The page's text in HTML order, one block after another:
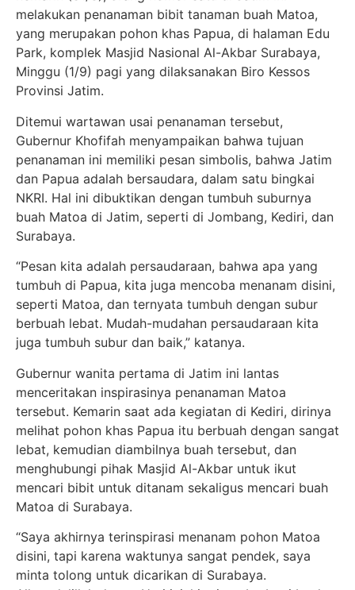
melakukan penanaman bibit tanaman buah Matoa,
yang merupakan pohon khas Papua, di halaman Edu
Park, komplek Masjid Nasional Al-Akbar Surabaya,
Minggu (1/9) pagi yang dilaksanakan Biro Kessos
Provinsi Jatim.
Ditemui wartawan usai penanaman tersebut,
Gubernur Khofifah menyampaikan bahwa tujuan
penanaman ini memiliki pesan simbolis, bahwa Jatim
dan Papua adalah bersaudara, dalam satu bingkai
NKRI. Hal ini dibuktikan dengan tumbuh suburnya
buah Matoa di Jatim, seperti di Jombang, Kediri, dan
Surabaya.
“Pesan kita adalah persaudaraan, bahwa apa yang
tumbuh di Papua, kita juga mencoba menanam disini,
seperti Matoa, dan ternyata tumbuh dengan subur
berbuah lebat. Mudah-mudahan persaudaraan kita
juga tumbuh subur dan baik,” katanya.
Gubernur wanita pertama di Jatim ini lantas
menceritakan inspirasinya penanaman Matoa
tersebut. Kemarin saat ada kegiatan di Kediri, dirinya
melihat pohon khas Papua itu berbuah dengan sangat
lebat, kemudian diambilnya buah tersebut, dan
menghubungi pihak Masjid Al-Akbar untuk ikut
mencari bibit untuk ditanam sekaligus mencari buah
Matoa di Surabaya.
“Saya akhirnya terinspirasi menanam pohon Matoa
disini, tapi karena waktunya sangat pendek, saya
minta tolong untuk dicarikan di Surabaya.